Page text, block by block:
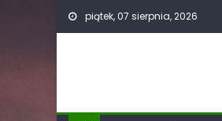
piątek, 07 sierpnia, 2026